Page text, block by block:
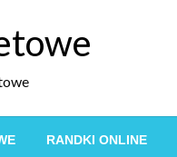
RANDKI ONLINE